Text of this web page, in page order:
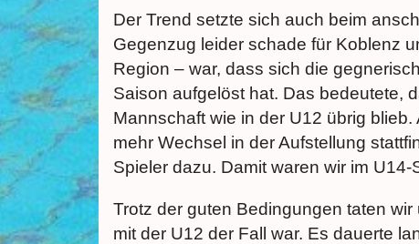
Der Trend setzte sich auch beim
Gegenzug leider schade für Koblenz
Region – war, dass sich die
Saison aufgelöst hat. Das bedeutete,
Mannschaft wie in der U12 übrig
mehr Wechsel in der Aufstellung
Spieler dazu. Damit waren wir im U14-
Trotz der guten Bedingungen taten
mit der U12 der Fall war. Es dauerte